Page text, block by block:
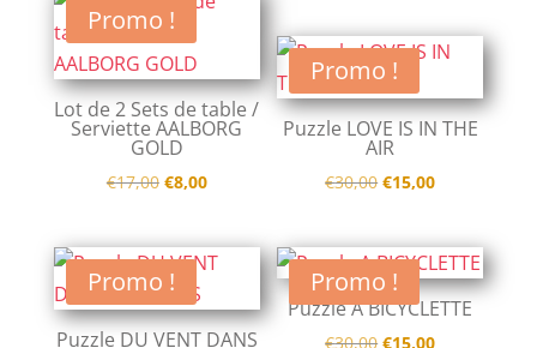
était :
€16,95.
est :
initial
était :
€17,00.
actuel
est :
€8,00.
Promo !
Lot de 2 Sets de table /
Serviette AALBORG
GOLD
€17,00 Le
initial
était :
€17,00.
€8,00Le
actuel
est :
€8,00.
Promo !
Puzzle LOVE IS IN THE
AIR
€30,00 Le
initial
était :
€30,00.
€15,00Le
actuel
est :
€15,00.
Promo !
Puzzle DU VENT DANS
Promo !
Puzzle A BICYCLETTE
€30,00 Le
€15,00Le